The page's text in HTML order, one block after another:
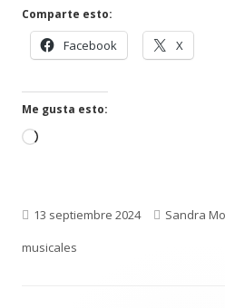
Comparte esto:
Facebook X
Me gusta esto:
Cargando...
Publicado
el
13 septiembre 2024 Autor
Sandra
musicales